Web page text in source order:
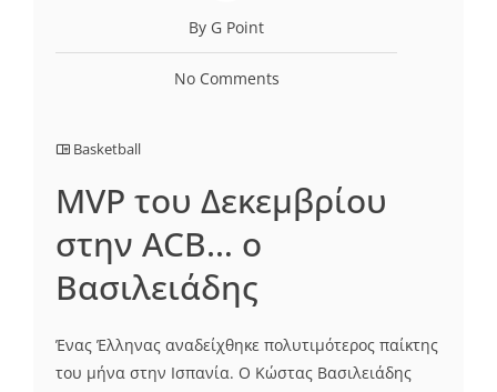
By G Point
No Comments
Basketball
MVP του Δεκεμβρίου
στην ACB… ο
Βασιλειάδης
Ένας Έλληνας αναδείχθηκε πολυτιμότερος παίκτης
του μήνα στην Ισπανία. Ο Κώστας Βασιλειάδης